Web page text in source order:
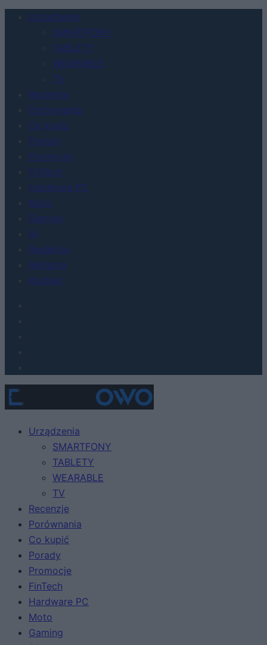
Urządzenia
SMARTFONY
TABLETY
WEARABLE
TV
Recenzje
Porównania
Co kupić
Porady
Promocje
FinTech
Hardware PC
Moto
Gaming
AI
Redakcja
Reklama
Kontakt
Urządzenia
SMARTFONY
TABLETY
WEARABLE
TV
Recenzje
Porównania
Co kupić
Porady
Promocje
FinTech
Hardware PC
Moto
Gaming